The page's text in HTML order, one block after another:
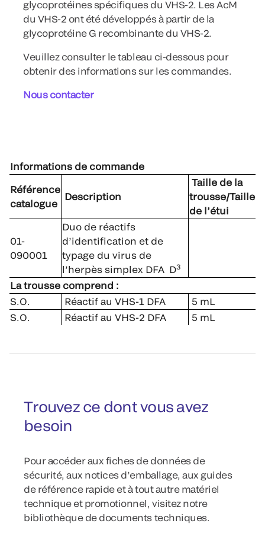
glycoprotéines spécifiques du VHS-2. Les AcM
du VHS-2 ont été développés à partir de la
glycoprotéine G recombinante du VHS-2.
Veuillez consulter le tableau ci-dessous pour
obtenir des informations sur les commandes.
Nous contacter
Informations de commande
Référence
catalogue
Description
Taille de la
trousse/Taille
de l’étui
01-
090001
Duo de réactifs
d’identification et de
typage du virus de
l’herpès simplex DFA D3
La trousse comprend :
S.O.
Réactif au VHS-1 DFA
5 mL
S.O.
Réactif au VHS-2 DFA 5 mL
Trouvez ce dont vous avez
besoin
Pour accéder aux fiches de données de
sécurité, aux notices d’emballage, aux guides
de référence rapide et à tout autre matériel
technique et promotionnel, visitez notre
bibliothèque de documents techniques.